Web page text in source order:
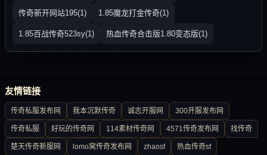
传奇新开网站195(1) 1.85魔龙打金传奇(1)
1.85百战传奇523sy(1) 热血传奇合击版1.80变态版(1)
友情链接
传奇私服发布网 我本沉默传奇 诚志开服网 300开服发布网
传奇私服 好玩的传奇网 114素材传奇网 4571传奇发布网 找传奇
楚天传奇新服网 lomo窝传奇发布网 zhaosf 热血传奇sf